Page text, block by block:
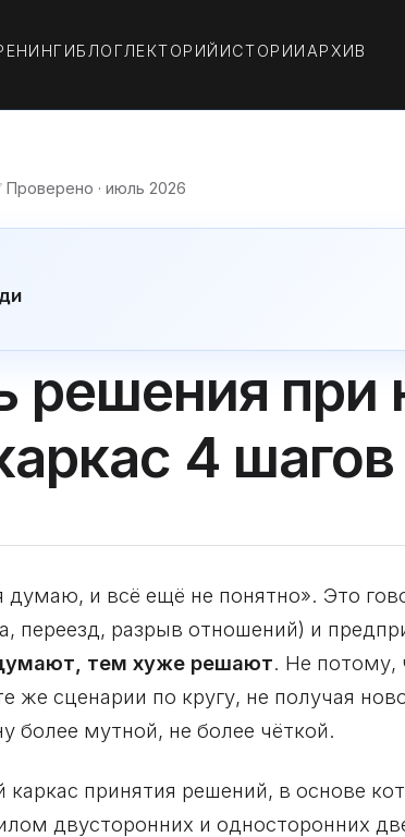
БЛОГЛЕКТОРИЙ ИСТОРИИ АРХИВ
Проверено · июль 2026
решения при
4 шагов
думаю, и всё ещё не понятно». Это
переезд, разрыв отношений) и
тем хуже решают. Не потому,
же сценарии по кругу, не получая
более мутной, не более чёткой.
каркас принятия решений, в основе
двусторонних и односторонних